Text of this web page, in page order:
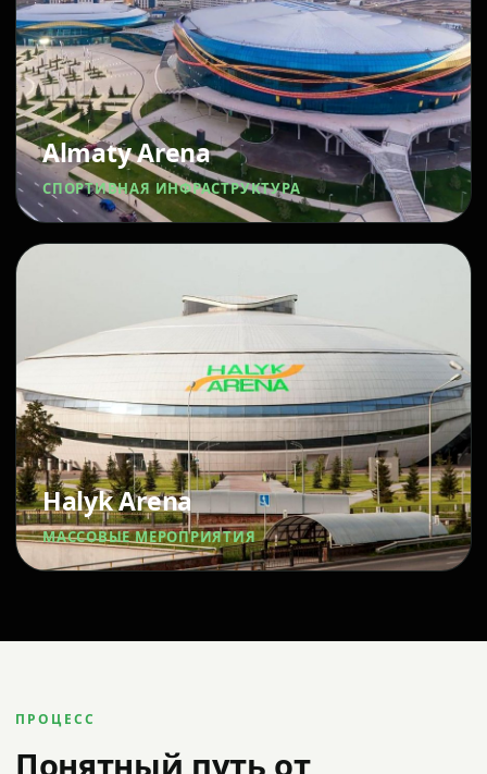
Almaty Arena
СПОРТИВНАЯ ИНФРАСТРУКТУРА
Halyk Arena
МАССОВЫЕ МЕРОПРИЯТИЯ
ПРОЦЕСС
Понятный путь от